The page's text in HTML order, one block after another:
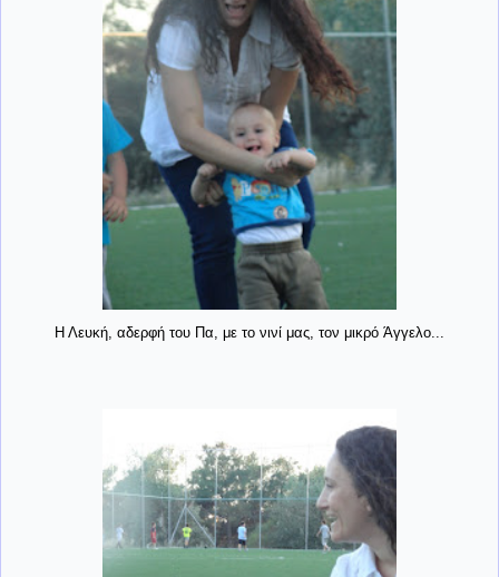
Η Λευκή, αδερφή του Πα, με το νινί μας, τον μικρό Άγγελο...